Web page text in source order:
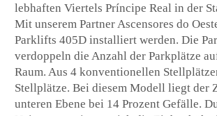
lebhaften Viertels Príncipe Real in der
Mit unserem Partner Ascensores do
Parklifts 405D installiert werden. Die
verdoppeln die Anzahl der Parkplätze
Raum. Aus 4 konventionellen
Stellplätze. Bei diesem Modell liegt der
unteren Ebene bei 14 Prozent Gefälle.